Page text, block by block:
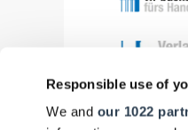
Responsible use of
We and our 1022